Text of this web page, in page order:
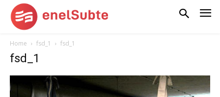
Home fsd_1 fsd_1
fsd_1